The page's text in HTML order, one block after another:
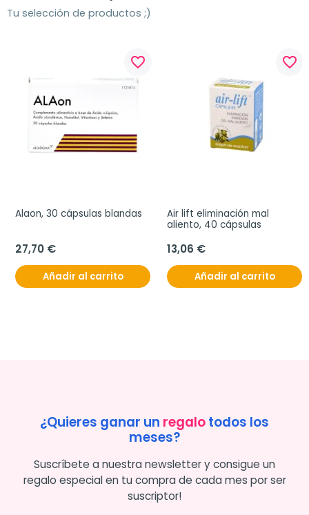
Tu selección de productos ;)
favorite_border
Alaon, 30 cápsulas blandas
27,70 €
Añadir al carrito
favorite_border
Air lift eliminación mal
aliento, 40 cápsulas
13,06 €
Añadir al carrito
¿Quieres ganar un regalotodos los
meses?
Suscríbete a nuestra newsletter y consigue un
regalo especial en tu compra de cada mes por ser
suscriptor!